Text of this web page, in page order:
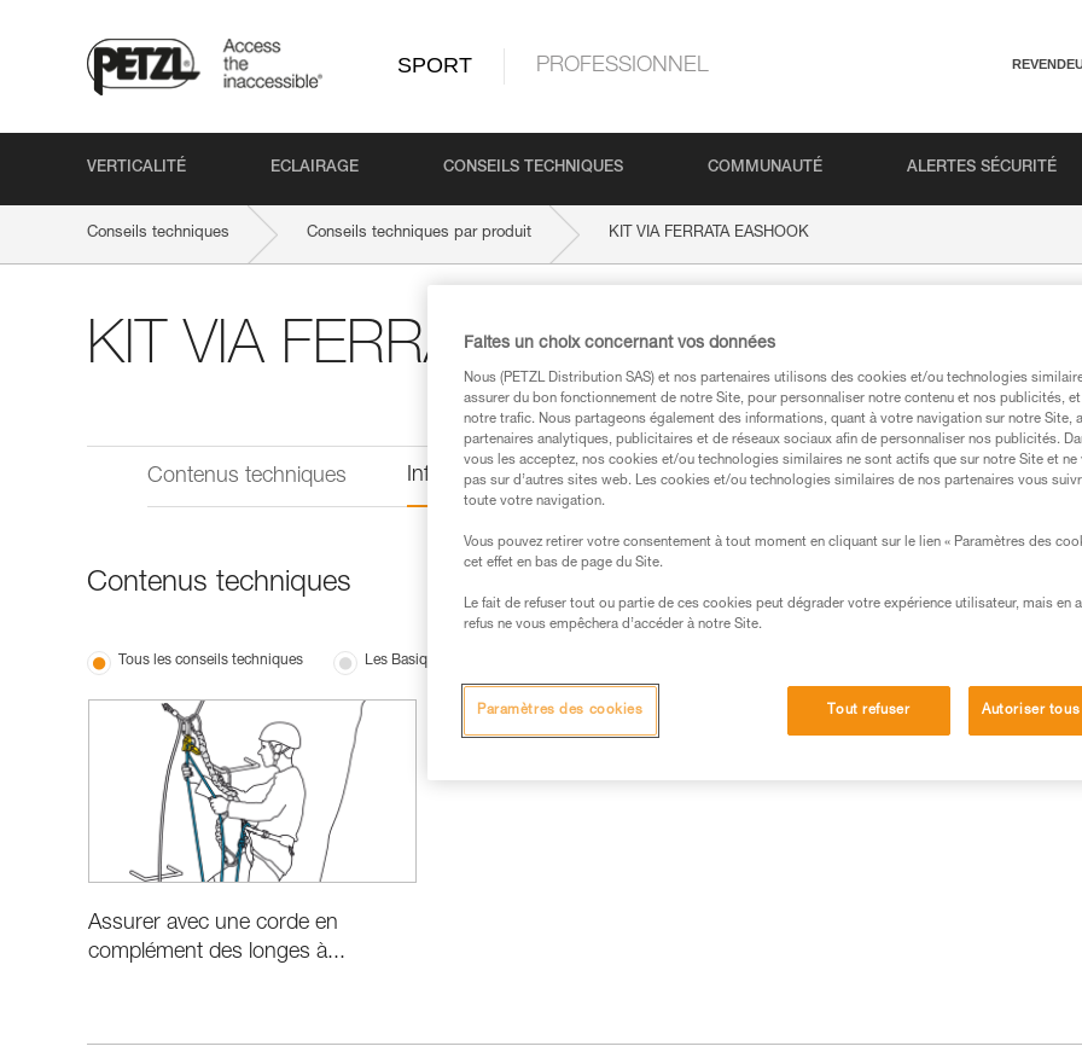
SPORT PROFESSIONNEL
VERTICALITÉ ECLAIRAGE CONSEILS TECHNIQUES COMMUNAUTÉ ALERTES SÉCURITÉ
Conseils techniques Conseils techniques par produit KIT VIA FERRATA EASHOOK
KIT VIA FERRATA EASHOOK
Contenus techniques Informations techniques
Contenus techniques
Tous les conseils techniques Les Basiques
Assurer avec une corde en
complément des longes à...
Faites un choix concernant vos données
Nous (PETZL Distribution SAS) et nos partenaires utilisons des cookies et/ou technologies
assurer du bon fonctionnement de notre Site, pour personnaliser notre contenu et nos publicités,
notre trafic. Nous partageons également des informations, quant à votre navigation sur notre Site,
partenaires analytiques, publicitaires et de réseaux sociaux afin de personnaliser nos publicités.
vous les acceptez, nos cookies et/ou technologies similaires ne sont actifs que sur notre Site et ne
pas sur d’autres sites web. Les cookies et/ou technologies similaires de nos partenaires vous
toute votre navigation.
Vous pouvez retirer votre consentement à tout moment en cliquant sur le lien « Paramètres des
cet effet en bas de page du Site.
Le fait de refuser tout ou partie de ces cookies peut dégrader votre expérience utilisateur, mais en
refus ne vous empêchera d’accéder à notre Site.
Tout refuser Autoriser
Paramètres des cookies